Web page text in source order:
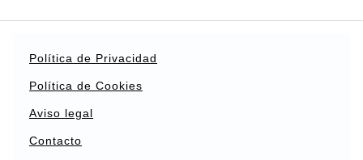
Política de Privacidad
Política de Cookies
Aviso legal
Contacto